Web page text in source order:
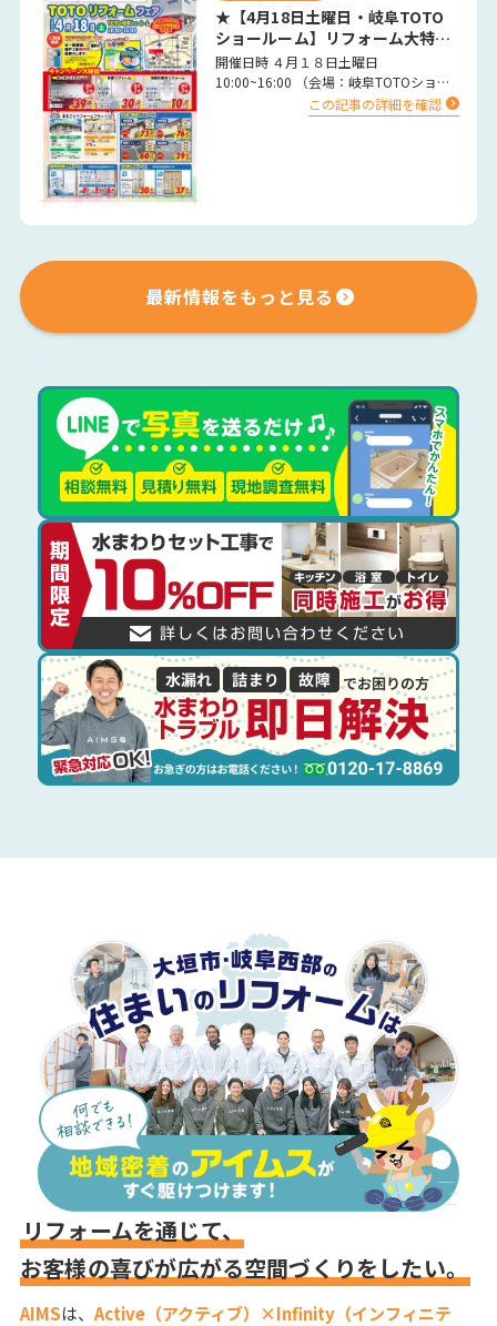
★【4月18日土曜日・岐阜TOTO
ショールーム】リフォーム大特
価 イベント★
開催日時 ４月１８日土曜日
10:00~16:00 （会場：岐阜TOTOショー
この記事の詳細を確認
最新情報をもっと見る
リフォームを通じて、
お客様の喜びが広がる空間づくりをしたい。
AIMSは、 Active（アクティブ）×Infinity（インフィニテ